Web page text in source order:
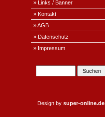
» Links / Banner
» Kontakt
» AGB
» Datenschutz
» Impressum
Design by super-online.de